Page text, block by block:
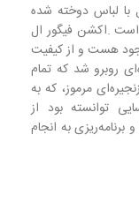
لباس دوخته شده
است .اکشن فیگور ال
هست و از کیفیت
روبرو شد که تمام
مرموز، که به
توانسته بود از
به انجام